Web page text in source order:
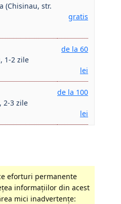
(Chisinau, str.
gratis
1-2 zile
de la 60
lei
2-3 zile
de la 100
lei
eforturi permanente
informaţiilor din acest
mici inadvertenţe: